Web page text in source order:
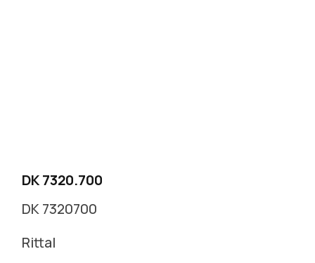
DK 7320.700
DK 7320700
Rittal